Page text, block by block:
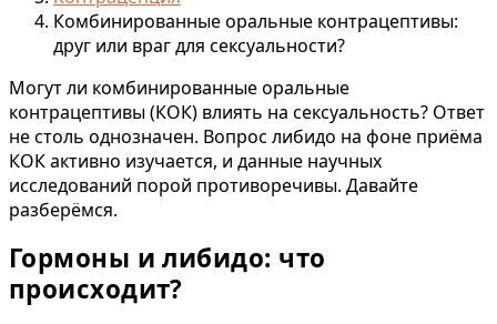
Комбинированные оральные контрацептивы:
друг или враг для сексуальности?
Могут ли комбинированные оральные
контрацептивы (КОК) влиять на сексуальность? Ответ
не столь однозначен. Вопрос либидо на фоне приёма
КОК активно изучается, и данные научных
исследований порой противоречивы. Давайте
разберёмся.
Гормоны и либидо: что
происходит?